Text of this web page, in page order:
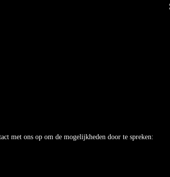
met ons op om de mogelijkheden door te spreken: